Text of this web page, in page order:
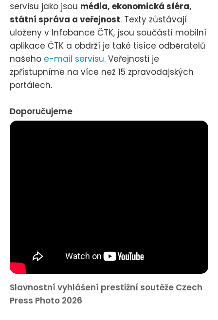
servisu jako jsou média, ekonomická sféra,
státní správa a veřejnost. Texty zůstávají
uloženy v Infobance ČTK, jsou součástí mobilní
aplikace ČTK a obdrží je také tisíce odběratelů
našeho e-mail servisu. Veřejnosti je
zpřístupníme na více než 15 zpravodajských
portálech.
Doporučujeme
Slavnostní vyhlášení prestižní soutěže Czech
Press Photo 2026